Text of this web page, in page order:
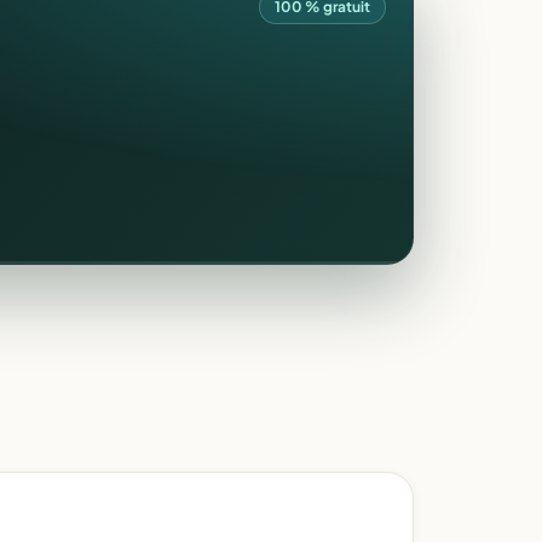
100 % gratuit